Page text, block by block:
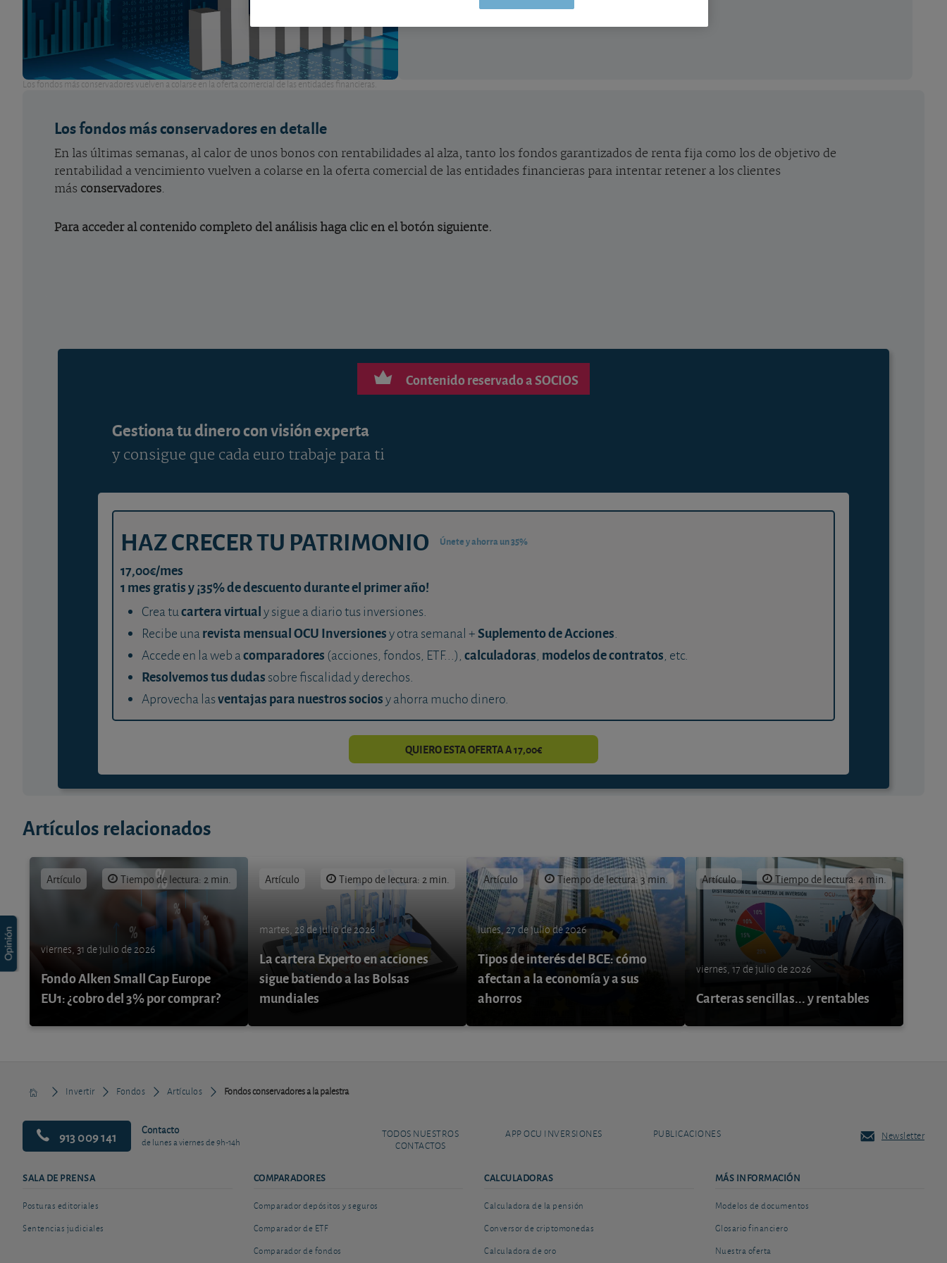
Los fondos más conservadores vuelven a colarse en la oferta comercial de las entidades financieras.
Los fondos más conservadores en detalle
En las últimas semanas, al calor de unos bonos con rentabilidades al alza, tanto los fondos garantizados de renta fija como los de objetivo de
rentabilidad a vencimiento vuelven a colarse en la oferta comercial de las entidades financieras para intentar retener a los clientes
más conservadores.
Para acceder al contenido completo del análisis haga clic en el botón siguiente.
Contenido reservado a SOCIOS
Gestiona tu dinero con visión experta
y consigue que cada euro trabaje para ti
HAZ CRECER TU PATRIMONIO Únete y ahorra un 35%
17,00€/mes
1 mes gratis y ¡35% de descuento durante el primer año!
Crea tucartera virtualy sigue a diario tus inversiones.
Recibe unarevista mensual OCU Inversionesy otra semanal +Suplemento de Acciones.
Accede en la web acomparadores (acciones, fondos, ETF...), calculadoras, modelos de contratos, etc.
Resolvemos tus dudas sobre fiscalidad y derechos.
Aprovecha lasventajas para nuestros sociosy ahorra mucho dinero.
QUIERO ESTA OFERTA A 17,00€
Artículos relacionados
Artículo Tiempo de lectura: 2 min.
viernes, 31 de julio de 2026
Fondo Alken Small Cap Europe
EU1: ¿cobro del 3% por comprar?
Artículo Tiempo de lectura: 2 min.
martes, 28 de julio de 2026
La cartera Experto en acciones
sigue batiendo a las Bolsas
mundiales
Artículo Tiempo de lectura: 3 min.
lunes, 27 de julio de 2026
Tipos de interés del BCE: cómo
afectan a la economía y a sus
ahorros
Artículo Tiempo de lectura: 4 min.
viernes, 17 de julio de 2026
Carteras sencillas... y rentables
Invertir Fondos Artículos Fondos conservadores a la palestra
913 009 141 Contacto
de lunes a viernes de 9h-14h
TODOS NUESTROS
CONTACTOS
APP OCU INVERSIONES PUBLICACIONES Newsletter
SALA DE PRENSA
Posturas editoriales
Sentencias judiciales
COMPARADORES
Comparador depósitos y seguros
Comparador de ETF
Comparador de fondos
CALCULADORAS
Calculadora de la pensión
Conversor de criptomonedas
Calculadora de oro
MÁS INFORMACIÓN
Modelos de documentos
Glosario financiero
Nuestra oferta